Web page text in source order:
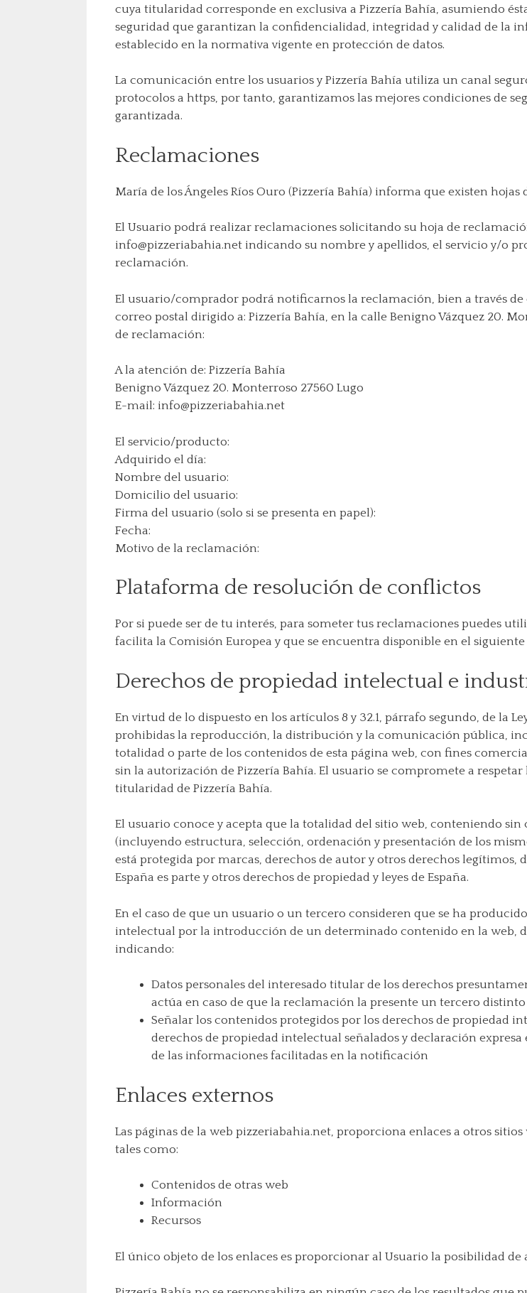
cuya titularidad corresponde en exclusiva a Pizzería Bahía, asumiendo
seguridad que garantizan la confidencialidad, integridad y calidad de la
establecido en la normativa vigente en protección de datos.
La comunicación entre los usuarios y Pizzería Bahía utiliza un canal
protocolos a https, por tanto, garantizamos las mejores condiciones de
garantizada.
Reclamaciones
María de los Ángeles Ríos Ouro (Pizzería Bahía) informa que existen
El Usuario podrá realizar reclamaciones solicitando su hoja de
info@pizzeriabahia.net indicando su nombre y apellidos, el servicio y/o
reclamación.
El usuario/comprador podrá notificarnos la reclamación, bien a través
correo postal dirigido a: Pizzería Bahía, en la calle Benigno Vázquez 20.
de reclamación:
A la atención de: Pizzería Bahía
Benigno Vázquez 20. Monterroso 27560 Lugo
E-mail: info@pizzeriabahia.net
El servicio/producto:
Adquirido el día:
Nombre del usuario:
Domicilio del usuario:
Firma del usuario (solo si se presenta en papel):
Fecha:
Motivo de la reclamación:
Plataforma de resolución de conflictos
Por si puede ser de tu interés, para someter tus reclamaciones puedes
facilita la Comisión Europea y que se encuentra disponible en el siguiente
Derechos de propiedad intelectual e
En virtud de lo dispuesto en los artículos 8 y 32.1, párrafo segundo, de la
prohibidas la reproducción, la distribución y la comunicación pública,
totalidad o parte de los contenidos de esta página web, con fines
sin la autorización de Pizzería Bahía. El usuario se compromete a
titularidad de Pizzería Bahía.
El usuario conoce y acepta que la totalidad del sitio web, conteniendo
(incluyendo estructura, selección, ordenación y presentación de los
está protegida por marcas, derechos de autor y otros derechos
España es parte y otros derechos de propiedad y leyes de España.
En el caso de que un usuario o un tercero consideren que se ha
intelectual por la introducción de un determinado contenido en la web,
indicando:
Datos personales del interesado titular de los derechos
actúa en caso de que la reclamación la presente un tercero
Señalar los contenidos protegidos por los derechos de propiedad
derechos de propiedad intelectual señalados y declaración
de las informaciones facilitadas en la notificación
Enlaces externos
Las páginas de la web pizzeriabahia.net, proporciona enlaces a otros
tales como:
Contenidos de otras web
Información
Recursos
El único objeto de los enlaces es proporcionar al Usuario la posibilidad de